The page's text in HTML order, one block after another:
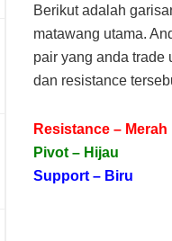
Berikut adalah
matawang utama.
pair yang anda trade
dan resistance
Resistance – Merah
Pivot – Hijau
Support – Biru